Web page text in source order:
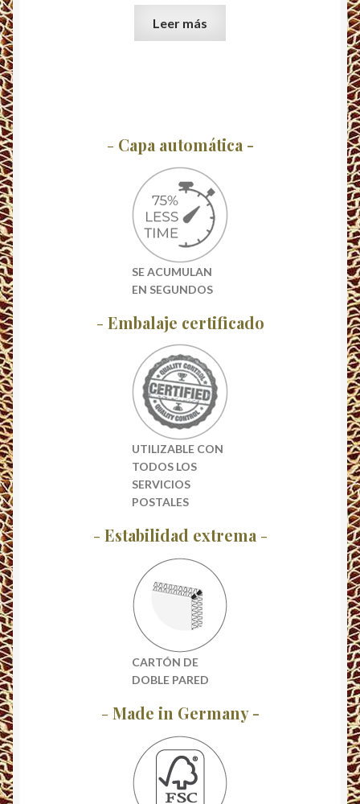
Leer más
- Capa automática -
SE ACUMULAN
EN SEGUNDOS
- Embalaje certificado
UTILIZABLE CON
TODOS LOS
SERVICIOS
POSTALES
- Estabilidad extrema-
CARTÓN DE
DOBLE PARED
- Made in Germany -